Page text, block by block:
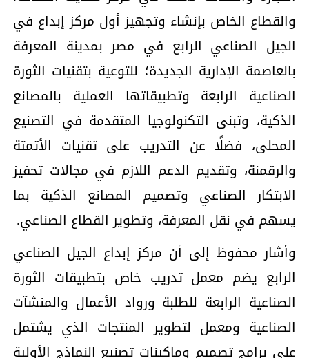
والقطاع الخاص بإنشاء وتجهيز أول مركز إبداع في
الجيل الصناعي الرابع في مصر بمدينة المعرفة
بالعاصمة الإدارية الجديدة؛ للتوعية بتقنيات الثورة
الصناعية الرابعة وتطبيقاتها العملية بالمصانع
الذكية، وتبنى التكنولوجيا المتقدمة في التصنيع
المحلى، فضلًا عن التدريب على تقنيات الأتمتة
والرقمنة، وتقديم الدعم اللازم في مجالات تحفيز
الابتكار الصناعي وتصميم المصانع الذكية بما
يسهم في نقل المعرفة، وتطوير القطاع الصناعي.
وأشار محفوظ إلى أن مركز إبداع الجيل الصناعي
الرابع يضم معمل تدريب خاص بتطبيقات الثورة
الصناعية الرابعة للطلبة ورواد الأعمال والمنشآت
الصناعية ومعمل لتطوير المنتجات الذي يشتمل
على برامج تصميم وماكينات تصنيع النماذج الأولية